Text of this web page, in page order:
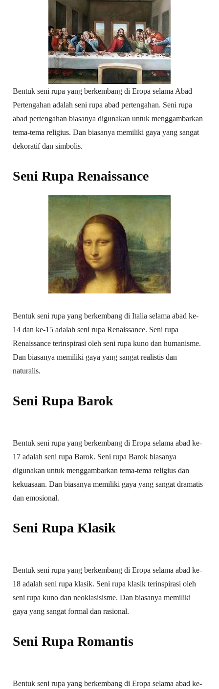
Bentuk seni rupa yang berkembang di Eropa selama Abad
Pertengahan adalah seni rupa abad pertengahan. Seni rupa
abad pertengahan biasanya digunakan untuk menggambarkan
tema-tema religius. Dan biasanya memiliki gaya yang sangat
dekoratif dan simbolis.
Seni Rupa Renaissance
Bentuk seni rupa yang berkembang di Italia selama abad ke-
14 dan ke-15 adalah seni rupa Renaissance. Seni rupa
Renaissance terinspirasi oleh seni rupa kuno dan humanisme.
Dan biasanya memiliki gaya yang sangat realistis dan
naturalis.
Seni Rupa Barok
Bentuk seni rupa yang berkembang di Eropa selama abad ke-
17 adalah seni rupa Barok. Seni rupa Barok biasanya
digunakan untuk menggambarkan tema-tema religius dan
kekuasaan. Dan biasanya memiliki gaya yang sangat dramatis
dan emosional.
Seni Rupa Klasik
Bentuk seni rupa yang berkembang di Eropa selama abad ke-
18 adalah seni rupa klasik. Seni rupa klasik terinspirasi oleh
seni rupa kuno dan neoklasisisme. Dan biasanya memiliki
gaya yang sangat formal dan rasional.
Seni Rupa Romantis
Bentuk seni rupa yang berkembang di Eropa selama abad ke-